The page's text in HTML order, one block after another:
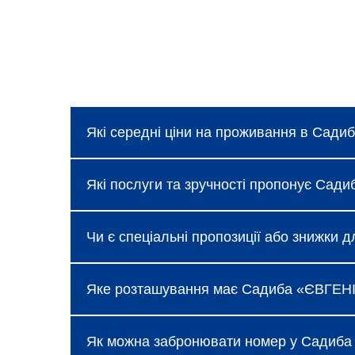
Які середні ціни на проживання в
які можна дізнатися під час
Які послуги та зручності пропонує
Міжгір`я доступні додаткові зручності:
Чи є спеціальні пропозиції або
сімейного відпочинку або бізнес-
переглянути розділ спеціальних
Яке розташування має Садиба
центрів. До готелю легко дістатися на
Як можна забронювати номер у